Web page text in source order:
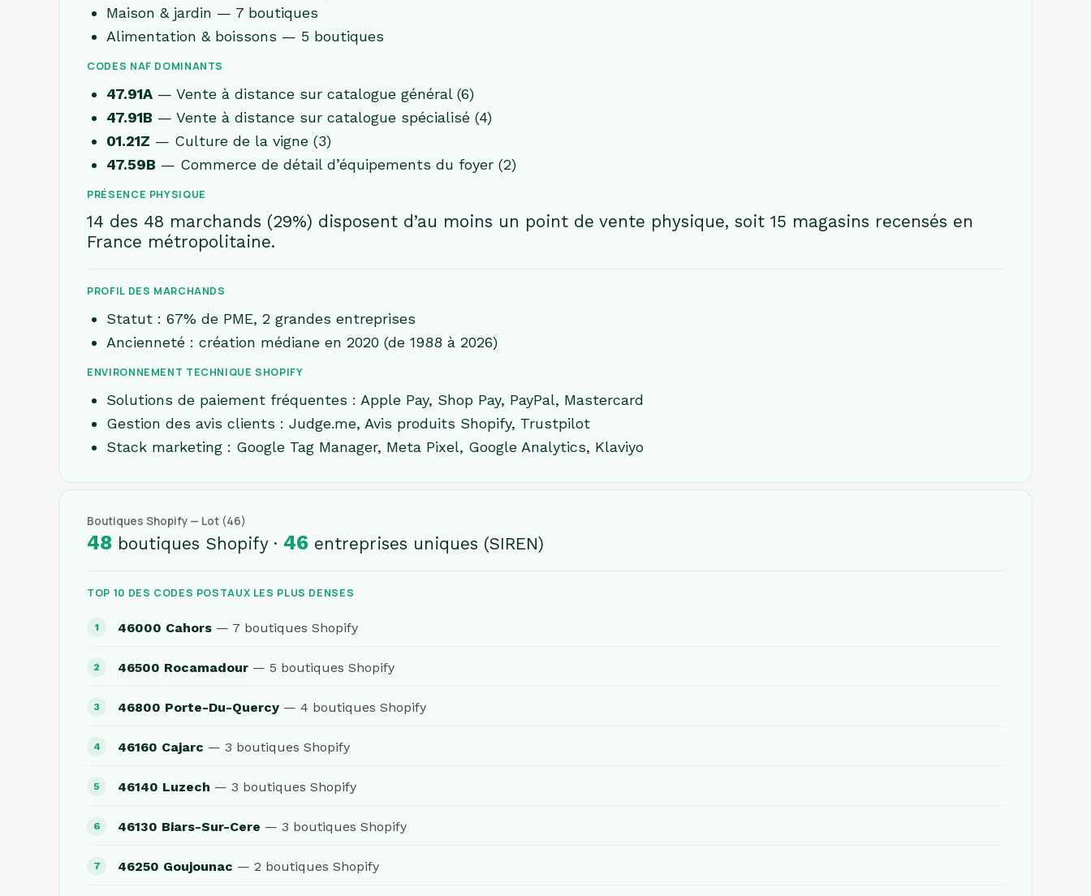
Maison & jardin — 7 boutiques
Alimentation & boissons — 5 boutiques
CODES NAF DOMINANTS
47.91A — Vente à distance sur catalogue général (6)
47.91B — Vente à distance sur catalogue spécialisé (4)
01.21Z — Culture de la vigne (3)
47.59B — Commerce de détail d’équipements du foyer (2)
PRÉSENCE PHYSIQUE
14 des 48 marchands (29%) disposent d’au moins un point de vente physique, soit 15 magasins recensés en
France métropolitaine.
PROFIL DES MARCHANDS
Statut : 67% de PME, 2 grandes entreprises
Ancienneté : création médiane en 2020 (de 1988 à 2026)
ENVIRONNEMENT TECHNIQUE SHOPIFY
Solutions de paiement fréquentes : Apple Pay, Shop Pay, PayPal, Mastercard
Gestion des avis clients : Judge.me, Avis produits Shopify, Trustpilot
Stack marketing : Google Tag Manager, Meta Pixel, Google Analytics, Klaviyo
Boutiques Shopify — Lot (46)
48 boutiques Shopify · 46 entreprises uniques (SIREN)
TOP 10 DES CODES POSTAUX LES PLUS DENSES
46000 Cahors — 7 boutiques Shopify
46500 Rocamadour — 5 boutiques Shopify
46800 Porte-Du-Quercy — 4 boutiques Shopify
46160 Cajarc — 3 boutiques Shopify
46140 Luzech — 3 boutiques Shopify
46130 Biars-Sur-Cere — 3 boutiques Shopify
46250 Goujounac — 2 boutiques Shopify